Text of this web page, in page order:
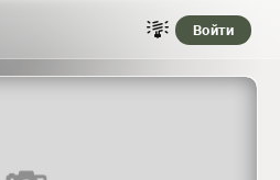
Войти